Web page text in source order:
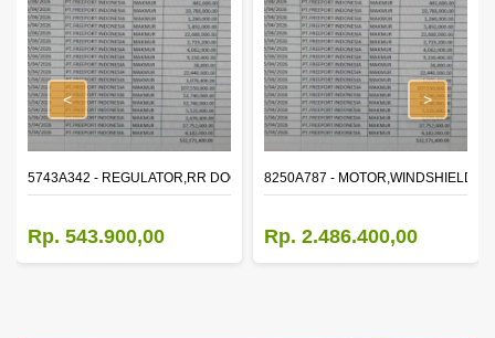
WINDOW,LH
5743A342 - REGULATOR,RR DOOR WINDOW,RH
Rp. 543.900,00
8250A787 - MOTOR,WINDSHIELD
Rp. 2.486.400,00
< >